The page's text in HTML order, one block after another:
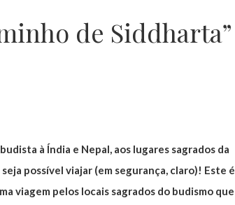
de Siddharta”
à Índia e Nepal, aos lugares sagrados da
possível viajar (em segurança, claro)! Este é
viagem pelos locais sagrados do budismo que